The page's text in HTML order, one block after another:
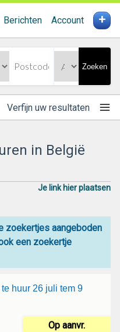
Berichten Account +
Zoeken
Verfijn uw resultaten
in België
Je link hier plaatsen
zoekertjes aangeboden
een zoekertje
huur 26 juli tem 9
Op aanvr.